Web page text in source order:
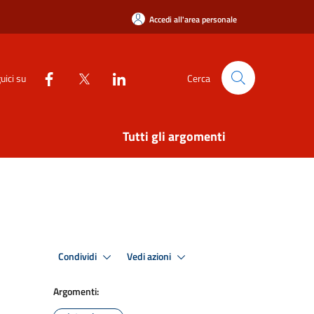
Accedi all'area personale
su Cerca
Tutti gli argomenti
Condividi Vedi azioni
Argomenti: